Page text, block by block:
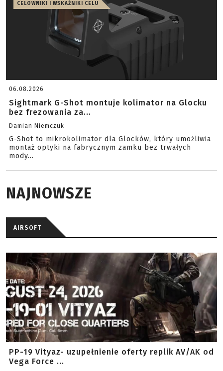
CELOWNIKI I WSKAŹNIKI CELU
06.08.2026
Sightmark G-Shot montuje kolimator na Glocku
bez frezowania za...
Damian Niemczuk
G-Shot to mikrokolimator dla Glocków, który umożliwia
montaż optyki na fabrycznym zamku bez trwałych
mody...
NAJNOWSZE
AIRSOFT
PP-19 Vityaz- uzupełnienie oferty replik AV/AK od
Vega Force ...